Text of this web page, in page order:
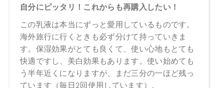
異なる場合がございます。
●予告なくパッケージ仕様が変更になる場合がございます。